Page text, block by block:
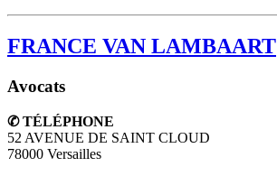
FRANCE VAN LAMBAART
Avocats
✆ TÉLÉPHONE
52 AVENUE DE SAINT CLOUD
78000 Versailles